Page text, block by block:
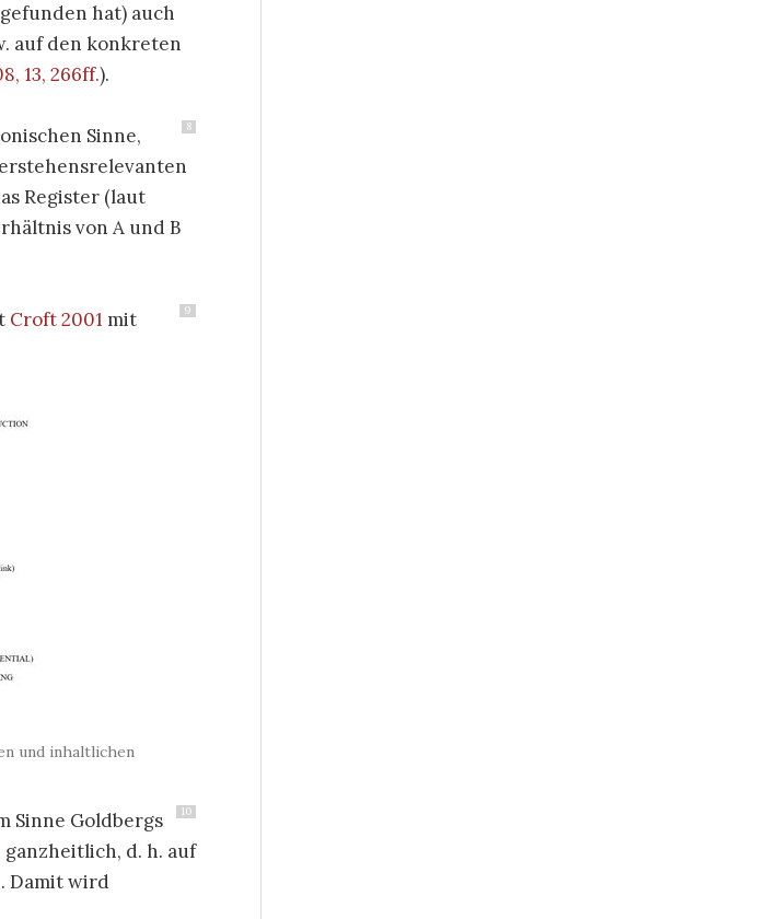
hat) auch
auf den konkreten
13, 266ff.).
8
Sinne,
Register (laut
von A und B
9
Croft 2001 mit
und inhaltlichen
10
Sinne Goldbergs
ganzheitlich, d. h. auf
Damit wird